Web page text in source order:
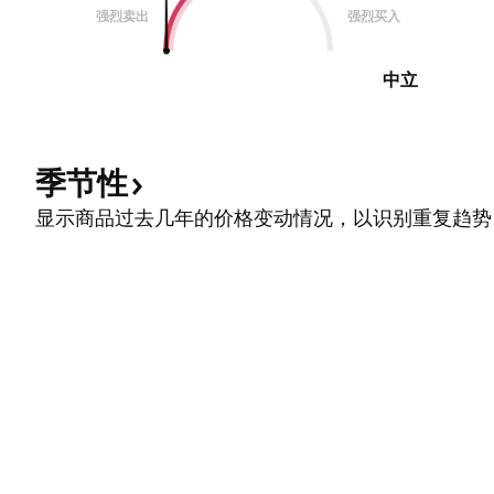
强烈卖出 强烈买入
中立
季节性
显示商品过去几年的价格变动情况，以识别重复趋